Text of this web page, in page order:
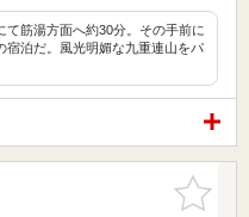
て筋湯方面へ約30分。その手前に
宿泊だ。風光明媚な九重連山をパ
お気に入
りに追加